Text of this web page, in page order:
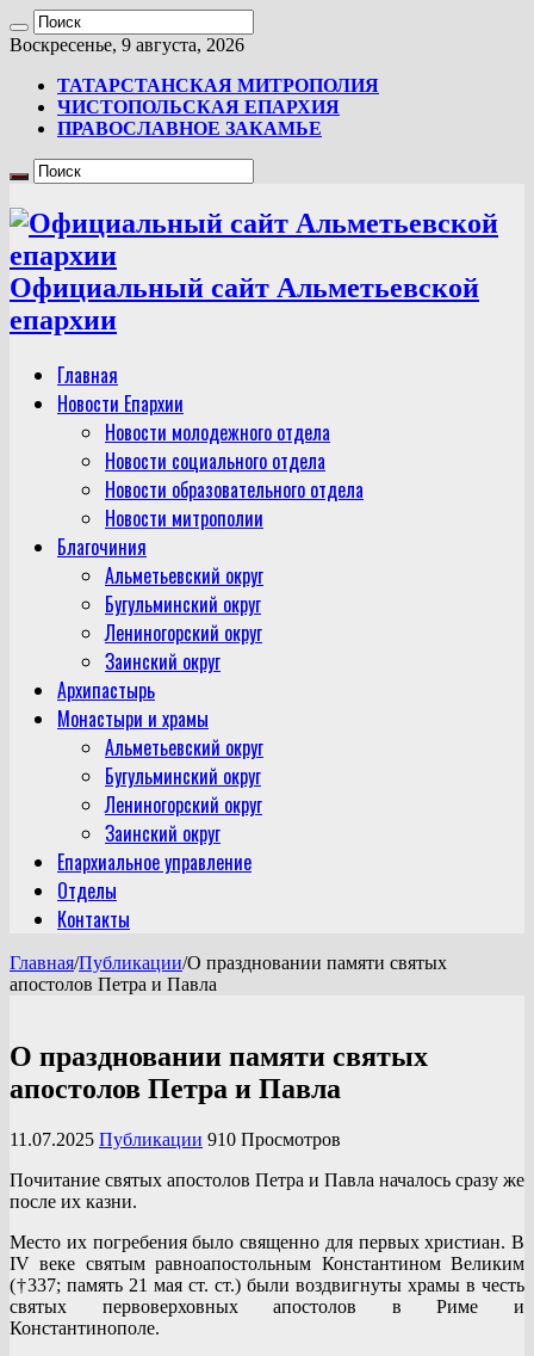
Воскресенье, 9 августа, 2026
ТАТАРСТАНСКАЯ МИТРОПОЛИЯ
ЧИСТОПОЛЬСКАЯ ЕПАРХИЯ
ПРАВОСЛАВНОЕ ЗАКАМЬЕ
Официальный сайт Альметьевской
епархии
Главная
Новости Епархии
Новости молодежного отдела
Новости социального отдела
Новости образовательного отдела
Новости митрополии
Благочиния
Альметьевский округ
Бугульминский округ
Лениногорский округ
Заинский округ
Архипастырь
Монастыри и храмы
Альметьевский округ
Бугульминский округ
Лениногорский округ
Заинский округ
Епархиальное управление
Отделы
Контакты
Главная/Публикации/О праздновании памяти святых
апостолов Петра и Павла
О праздновании памяти святых
апостолов Петра и Павла
11.07.2025 Публикации 910 Просмотров
Почитание святых апостолов Петра и Павла началось сразу же
после их казни.
Место их погребения было священно для первых христиан. В
IV веке святым равноапостольным Константином Великим
(†337; память 21 мая ст. ст.) были воздвигнуты храмы в честь
святых первоверховных апостолов в Риме и
Константинополе.